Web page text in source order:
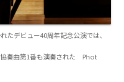
たデビュー40周年記念公演では、
協奏曲第1番も演奏された Phot